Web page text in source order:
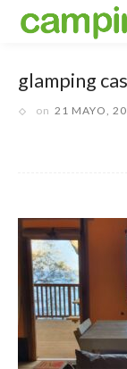
glamping
on 21 MAYO,